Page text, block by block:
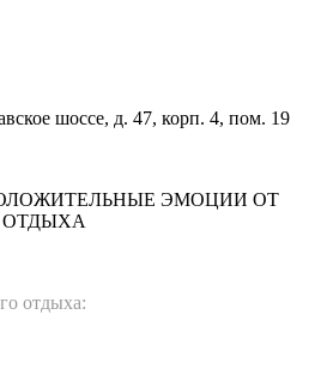
шоссе, д. 47, корп. 4, пом. 19
ЭМОЦИИ ОТ
отдыха: